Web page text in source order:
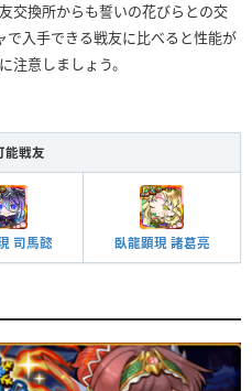
交換所からも誓いの花びらとの交
で入手できる戦友に比べると性能が
注意しましょう。
能戦友
司馬懿 臥龍顕現 諸葛亮